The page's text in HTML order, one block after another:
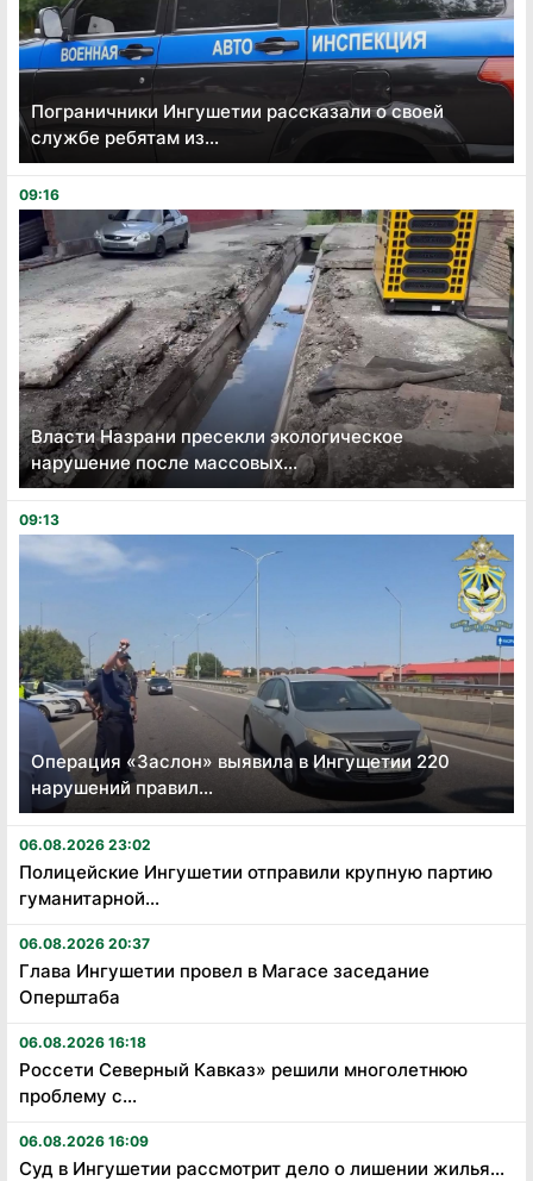
Пограничники Ингушетии рассказали о своей
службе ребятам из...
09:16
Власти Назрани пресекли экологическое
нарушение после массовых...
09:13
Операция «Заслон» выявила в Ингушетии 220
нарушений правил...
06.08.2026 23:02
Полицейские Ингушетии отправили крупную партию
гуманитарной...
06.08.2026 20:37
Глава Ингушетии провел в Магасе заседание
Оперштаба
06.08.2026 16:18
Россети Северный Кавказ» решили многолетнюю
проблему с...
06.08.2026 16:09
Суд в Ингушетии рассмотрит дело о лишении жилья...